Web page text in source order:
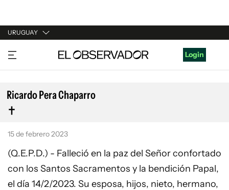
URUGUAY
URUGUAY
ARGENTINA
ESPAÑA
ESTADOS UNIDOS
Login
Ricardo Pera Chaparro
15 de febrero 2023
(Q.E.P.D.) - Falleció en la paz del Señor confortado
con los Santos Sacramentos y la bendición Papal,
el día 14/2/2023. Su esposa, hijos, nieto, hermano,